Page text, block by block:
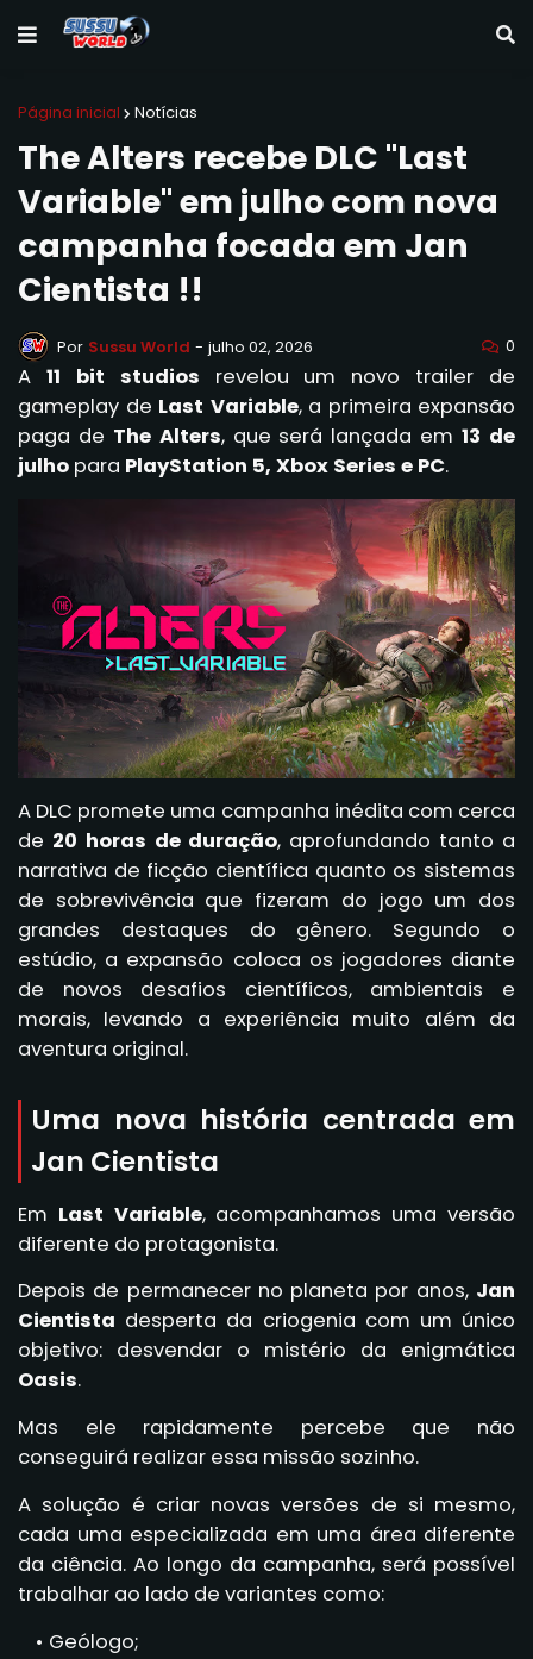
Página inicial Notícias
The Alters recebe DLC "Last
Variable" em julho com nova
campanha focada em Jan
Cientista !!
Por Sussu World - julho 02, 2026 0
A 11 bit studios revelou um novo trailer de
gameplay de Last Variable, a primeira expansão
paga de The Alters, que será lançada em13 de
julho para PlayStation 5, Xbox Series e PC.
A DLC promete uma campanha inédita com cerca
de 20 horas de duração, aprofundando tanto a
narrativa de ficção científica quanto os sistemas
de sobrevivência que fizeram do jogo um dos
grandes destaques do gênero. Segundo o
estúdio, a expansão coloca os jogadores diante
de novos desafios científicos, ambientais e
morais, levando a experiência muito além da
aventura original.
Uma nova história centrada em
Jan Cientista
Em Last Variable, acompanhamos uma versão
diferente do protagonista.
Depois de permanecer no planeta por anos, Jan
Cientista desperta da criogenia com um único
objetivo: desvendar o mistério da enigmática
Oasis.
Mas ele rapidamente percebe que não
conseguirá realizar essa missão sozinho.
A solução é criar novas versões de si mesmo,
cada uma especializada em uma área diferente
da ciência. Ao longo da campanha, será possível
trabalhar ao lado de variantes como:
Geólogo;